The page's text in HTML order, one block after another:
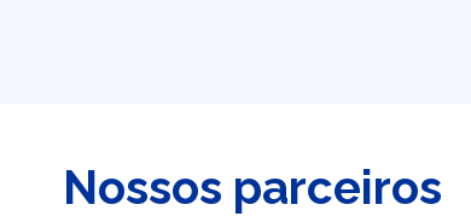
Nossos parceiros